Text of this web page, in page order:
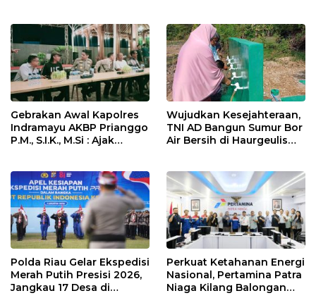
Gebrakan Awal Kapolres
Indramayu AKBP Prianggo
P.M., S.I.K., M.Si : Ajak
Wujudkan Kesejahteraan,
TNI AD Bangun Sumur Bor
Air Bersih di Haurgeulis
Polda Riau Gelar Ekspedisi
Merah Putih Presisi 2026,
Jangkau 17 Desa di
Perkuat Ketahanan Energi
Nasional, Pertamina Patra
Niaga Kilang Balongan